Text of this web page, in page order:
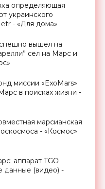
определяющая
украинского
- «Для дома»
вышел на
сел на Марс и
миссии «ExoMars»
в поисках жизни -
марсианская
- «Космос»
аппарат TGO
данные (видео) -